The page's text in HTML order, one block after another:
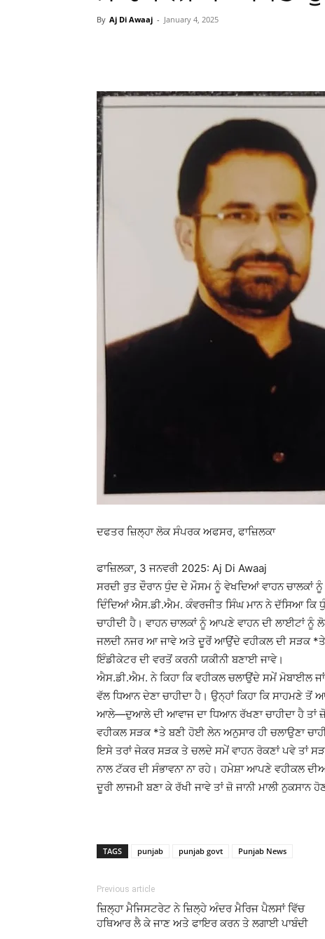
By Aj Di Awaaj - January 4, 2025
ਦਫਤਰ ਜ਼ਿਲ੍ਹਾ ਲੋਕ ਸੰਪਰਕ ਅਫਸਰ, ਫਾਜ਼ਿਲਕਾ
ਫਾਜ਼ਿਲਕਾ, 3 ਜਨਵਰੀ 2025: Aj Di Awaaj
ਸਰਦੀ ਰੁਤ ਦੌਰਾਨ ਧੁੰਦ ਦੇ ਮੌਸਮ ਨੂੰ ਵੇਖਦਿਆਂ ਵਾਹਨ ਚਾਲਕਾਂ ਨੂੰ
ਦਿੰਦਿਆਂ ਐਸ.ਡੀ.ਐਮ. ਕੰਵਰਜੀਤ ਸਿੰਘ ਮਾਨ ਨੇ ਦੱਸਿਆ ਕਿ
ਚਾਹੀਦੀ ਹੈ। ਵਾਹਨ ਚਾਲਕਾਂ ਨੂੰ ਆਪਣੇ ਵਾਹਨ ਦੀ ਲਾਈਟਾਂ
ਜਲਦੀ ਨਜਰ ਆ ਜਾਵੇ ਅਤੇ ਦੂਰੋਂ ਆਉਂਦੇ ਵਹੀਕਲ ਦੀ ਸੜਕ *ਤੇ
ਇੰਡੀਕੇਟਰ ਦੀ ਵਰਤੋਂ ਕਰਨੀ ਯਕੀਨੀ ਬਣਾਈ ਜਾਵੇ।
ਐਸ.ਡੀ.ਐਮ. ਨੇ ਕਿਹਾ ਕਿ ਵਹੀਕਲ ਚਲਾਉਂਦੇ ਸਮੇਂ ਮੋਬਾਈਲ
ਵੱਲ ਧਿਆਨ ਦੇਣਾ ਚਾਹੀਦਾ ਹੈ। ਉਨ੍ਹਾਂ ਕਿਹਾ ਕਿ ਸਾਹਮਣੇ
ਆਲੇ—ਦੁਆਲੇ ਦੀ ਆਵਾਜ ਦਾ ਧਿਆਨ ਰੱਖਣਾ ਚਾਹੀਦਾ ਹੈ ਤਾਂ
ਵਹੀਕਲ ਸੜਕ *ਤੇ ਬਣੀ ਹੋਈ ਲੇਨ ਅਨੁਸਾਰ ਹੀ ਚਲਾਉਣਾ
ਇਸੇ ਤਰਾਂ ਜੇਕਰ ਸੜਕ ਤੇ ਚਲਦੇ ਸਮੇਂ ਵਾਹਨ ਰੋਕਣਾਂ ਪਵੇ ਤਾਂ
ਨਾਲ ਟੱਕਰ ਦੀ ਸੰਭਾਵਨਾ ਨਾ ਰਹੇ। ਹਮੇਸ਼ਾ ਆਪਣੇ ਵਹੀਕਲ
ਦੂਰੀ ਲਾਜਮੀ ਬਣਾ ਕੇ ਰੱਖੀ ਜਾਵੇ ਤਾਂ ਜ਼ੋ ਜਾਨੀ ਮਾਲੀ ਨੁਕਸਾਨ
TAGS punjab punjab govt Punjab News
Previous article
ਜ਼ਿਲ੍ਹਾ ਮੈਜਿਸਟਰੇਟ ਨੇ ਜ਼ਿਲ੍ਹੇ ਅੰਦਰ ਮੈਰਿਜ ਪੈਲਸਾਂ ਵਿੱਚ
ਹਥਿਆਰ ਲੈ ਕੇ ਜਾਣ ਅਤੇ ਫਾਇਰ ਕਰਨ ਤੇ ਲਗਾਈ ਪਾਬੰਦੀ